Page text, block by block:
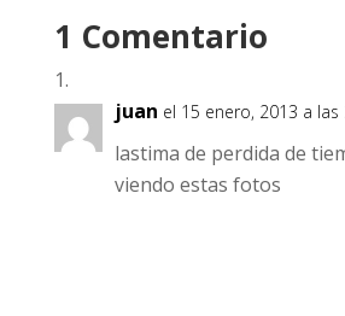
1 Comentario
juan el 15 enero, 2013 a las
lastima de perdida de
viendo estas fotos